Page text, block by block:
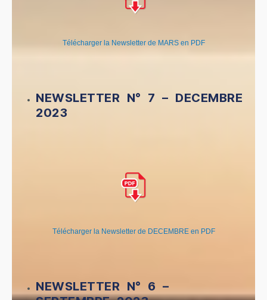
Télécharger la Newsletter de MARS en PDF
NEWSLETTER N° 7 – DECEMBRE
2023
Télécharger la Newsletter de DECEMBRE en PDF
NEWSLETTER N° 6 –